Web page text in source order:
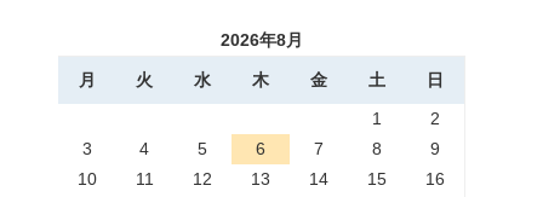
2026年8月
月 火 水 木 金 土
日
1
2
3
4 5 6 7 8
9
10
11 12 13 14 15
16